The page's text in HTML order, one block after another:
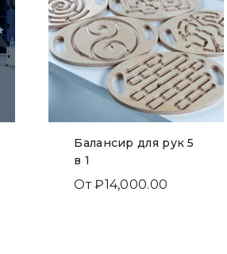
Балансир для рук 5
в 1
От₽14,000.00